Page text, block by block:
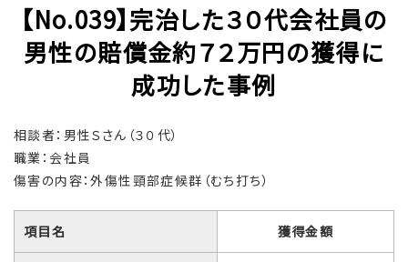
【No.039】完治した３０代会社員の
男性の賠償金約７２万円の獲得に
成功した事例
相談者：男性Ｓさん（３０代）
職業：会社員
傷害の内容：外傷性頸部症候群（むち打ち）
項目名 獲得金額